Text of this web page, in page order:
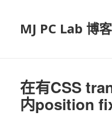
MJ PC Lab 博客
在有CSS
内position